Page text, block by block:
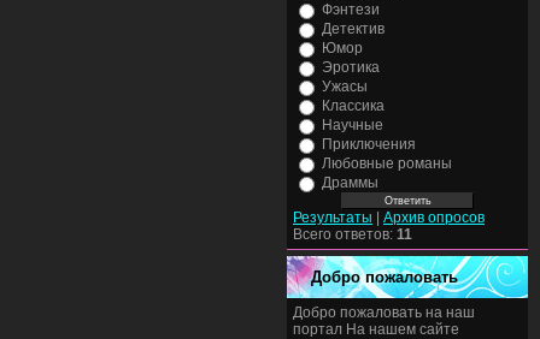
Фэнтези
Детектив
Юмор
Эротика
Ужасы
Классика
Научные
Приключения
Любовные романы
Драммы
Результаты
Архив опросов
Всего ответов: 11
Добро пожаловать
Добро пожаловать на наш
портал На нашем сайте